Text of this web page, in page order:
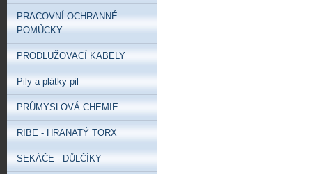
PRACOVNÍ OCHRANNÉ
POMŮCKY
PRODLUŽOVACÍ KABELY
Pily a plátky pil
PRŮMYSLOVÁ CHEMIE
RIBE - HRANATÝ TORX
SEKÁČE - DŮLČÍKY